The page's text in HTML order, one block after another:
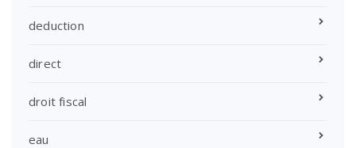
deduction
direct
droit fiscal
eau